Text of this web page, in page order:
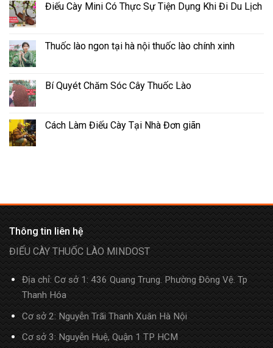
Điếu Cày Mini Có Thực Sự Tiện Dụng Khi Đi Du Lịch
Thuốc lào ngon tại hà nội thuốc lào chính xinh
Bí Quyét Chăm Sóc Cây Thuốc Lào
Cách Làm Điếu Cày Tại Nhà Đơn giãn
Thông tin liên hệ
ĐIẾU CÀY THUỐC LÀO MINDOST
Địa chỉ: Cơ sở 1: 436 Quang Trung. Phường Đông Vệ. Tp
Thanh Hóa
Cơ sở 2: Nguyễn Trãi Thanh Xuân Hà Nội
Cơ sở 3: Nguyễn Huệ, Quận 1 TP HCM